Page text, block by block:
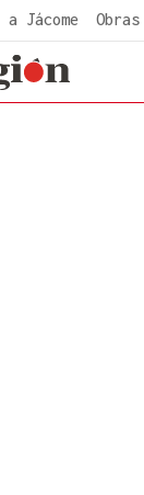
Jácome